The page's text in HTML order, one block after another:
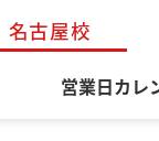
名古屋校
営業日カレ